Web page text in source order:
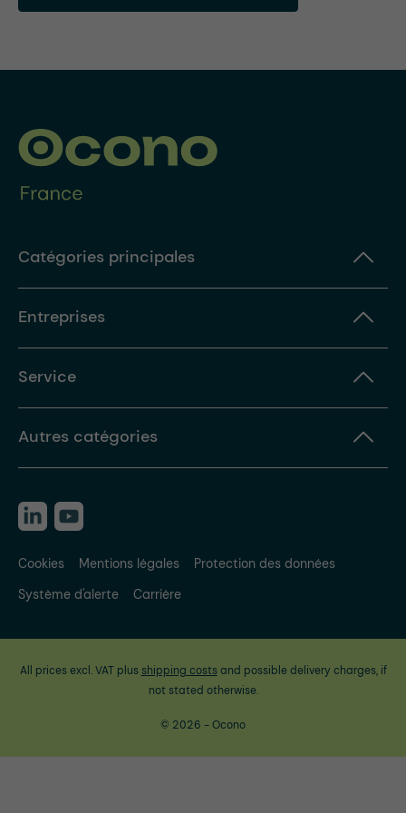
Catégories principales
Entreprises
Service
Autres catégories
Cookies Mentions légales
Protection des données
Système d'alerte
Carrière
All prices excl. VAT plus shipping costsand possible delivery charges, if
not stated otherwise.
© 2026 - Ocono